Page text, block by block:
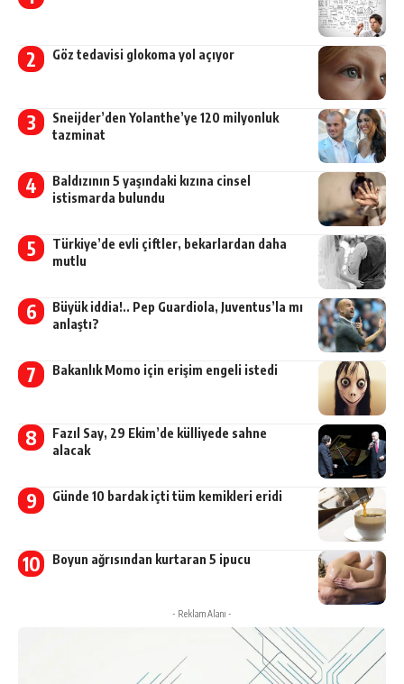
Göz tedavisi glokoma yol açıyor
Sneijder’den Yolanthe’ye 120 milyonluk
tazminat
Baldızının 5 yaşındaki kızına cinsel
istismarda bulundu
Türkiye’de evli çiftler, bekarlardan daha
mutlu
Büyük iddia!.. Pep Guardiola, Juventus’la mı
anlaştı?
Bakanlık Momo için erişim engeli istedi
Fazıl Say, 29 Ekim’de külliyede sahne
alacak
Günde 10 bardak içti tüm kemikleri eridi
Boyun ağrısından kurtaran 5 ipucu
- Reklam Alanı -